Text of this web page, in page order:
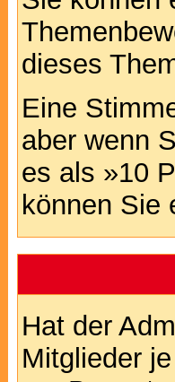
dieses
Eine
aber wenn
es als »10
können Sie
Hat der
Mitglieder